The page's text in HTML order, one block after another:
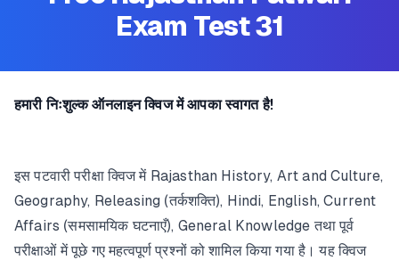
Exam Test 31
हमारी निःशुल्क ऑनलाइन क्विज में आपका स्वागत है!
इस पटवारी परीक्षा क्विज में Rajasthan History, Art and Culture,
Geography, Releasing (तर्कशक्ति), Hindi, English, Current
Affairs (समसामयिक घटनाएँ), General Knowledge तथा पूर्व
परीक्षाओं में पूछे गए महत्वपूर्ण प्रश्नों को शामिल किया गया है। यह क्विज